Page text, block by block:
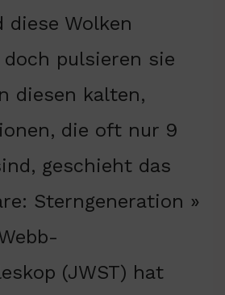
diese Wolken
pulsieren sie
diesen kalten,
die oft nur 9
geschieht das
Sterngeneration »
(JWST) hat